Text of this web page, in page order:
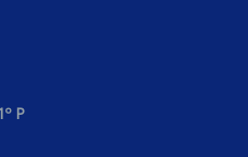
P